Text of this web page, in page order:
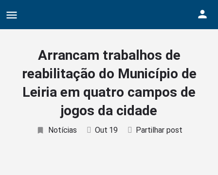
Arrancam trabalhos de
reabilitação do Município de
Leiria em quatro campos de
jogos da cidade
Notícias Out 19 Partilhar post
Growth Hormone Review -https://academic.oup.com/
Grote selectie van farmacologische producten -
Creatine supplementation meta-analysis - https://
Hypertrophy Adaptations Review -https://